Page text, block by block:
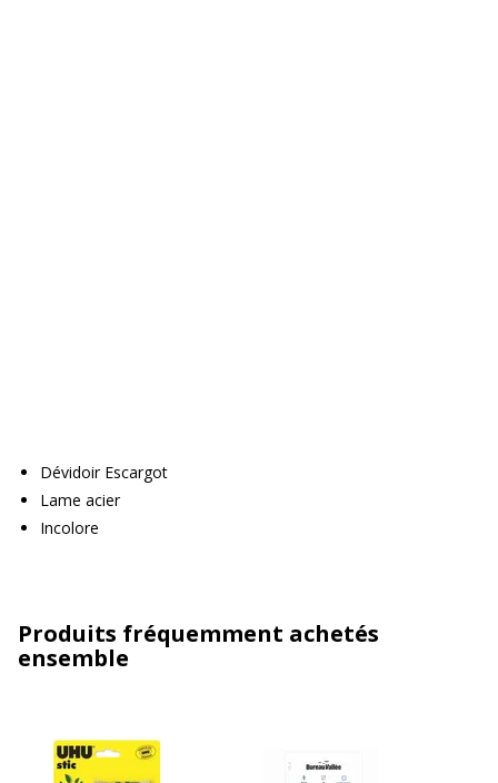
Dévidoir Escargot
Lame acier
Incolore
Produits fréquemment achetés
ensemble